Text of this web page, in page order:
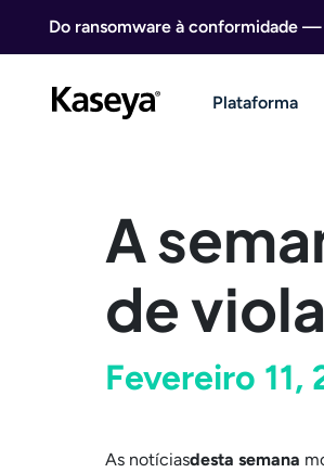
Do ransomware à conformidade
Plataforma
A
de
Fevereiro 11,
As notíciasdesta semana